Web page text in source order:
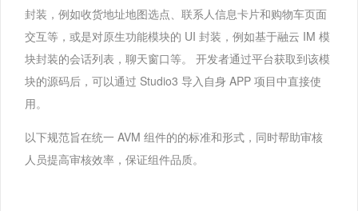
封装，例如收货地址地图选点、联系人信息卡片和购物车页面
交互等，或是对原生功能模块的 UI 封装，例如基于融云 IM 模
块封装的会话列表，聊天窗口等。 开发者通过平台获取到该模
块的源码后，可以通过 Studio3 导入自身 APP 项目中直接使
用。
以下规范旨在统一 AVM 组件的的标准和形式，同时帮助审核
人员提高审核效率，保证组件品质。